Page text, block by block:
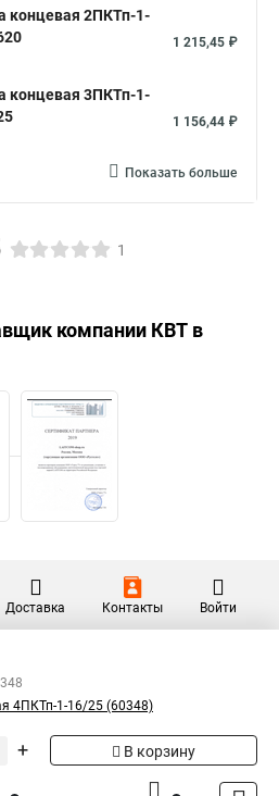
концевая 2ПКТп-1-
1 215,45 ₽
концевая 3ПКТп-1-
1 156,44 ₽
Показать больше
1
компании КВТ в
Доставка Контакты Войти
4ПКТп-1-16/25 (60348)
+ В корзину